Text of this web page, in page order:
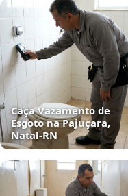
Caça Vazamento de
Esgoto na Pajuçara,
Natal‑RN